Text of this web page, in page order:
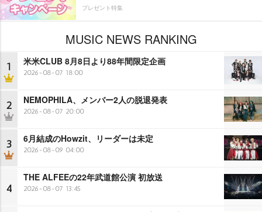
プレゼント特集
MUSIC NEWS RANKING
1 米米CLUB 8月8日より88年間限定企画
2026-08-07 18:00
2 NEMOPHILA、メンバー2人の脱退発表
2026-08-07 20:00
3 6月結成のHowzit、リーダーは未定
2026-08-09 04:00
4
THE ALFEEの22年武道館公演 初放送
2026-08-07 13:45